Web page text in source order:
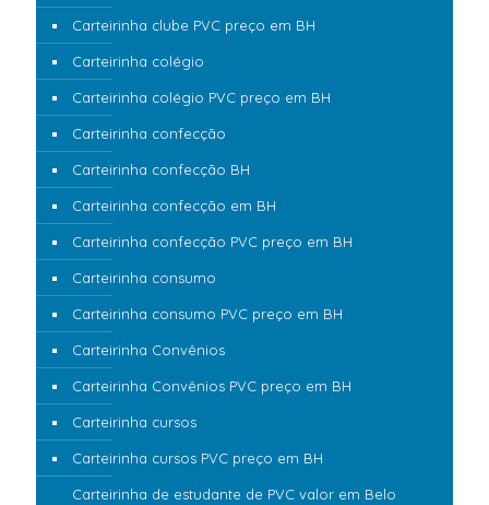
Carteirinha clube PVC preço em BH
Carteirinha colégio
Carteirinha colégio PVC preço em BH
Carteirinha confecção
Carteirinha confecção BH
Carteirinha confecção em BH
Carteirinha confecção PVC preço em BH
Carteirinha consumo
Carteirinha consumo PVC preço em BH
Carteirinha Convênios
Carteirinha Convênios PVC preço em BH
Carteirinha cursos
Carteirinha cursos PVC preço em BH
Carteirinha de estudante de PVC valor em Belo